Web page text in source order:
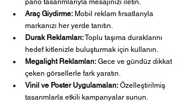
Araç Giydirme: Mobil reklam fırsatlarıyla
markanızı her yerde tanıtın.
Durak Reklamları: Toplu taşıma duraklarını
hedef kitlenizle buluşturmak için kullanın.
Megalight Reklamları: Gece ve gündüz dikkat
çeken görsellerle fark yaratın.
Vinil ve Poster Uygulamaları: Özelleştirilmiş
tasarımlarla etkili kampanyalar sunun.